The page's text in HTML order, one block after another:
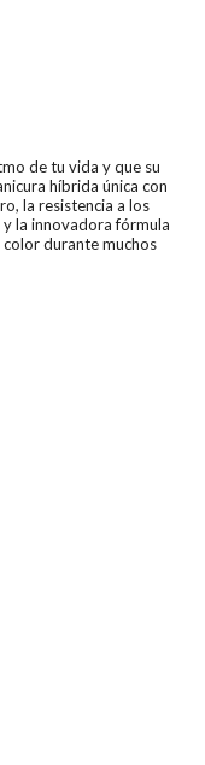
de tu vida y que su
híbrida única con
la resistencia a los
la innovadora fórmula
durante muchos